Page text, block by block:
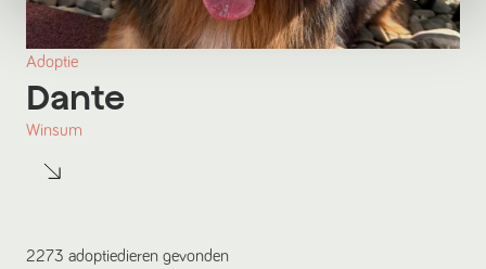
Adoptie
Dante
Winsum
2273 adoptiedieren gevonden